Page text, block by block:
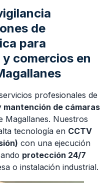
de
para
comercios en
profesionales de
de cámaras
Magallanes. Nuestros
tecnología en CCTV
con una ejecución
protección 24/7
o instalación industrial.